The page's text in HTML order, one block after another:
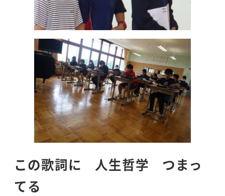
この歌詞に 人生哲学 つまっ
てる